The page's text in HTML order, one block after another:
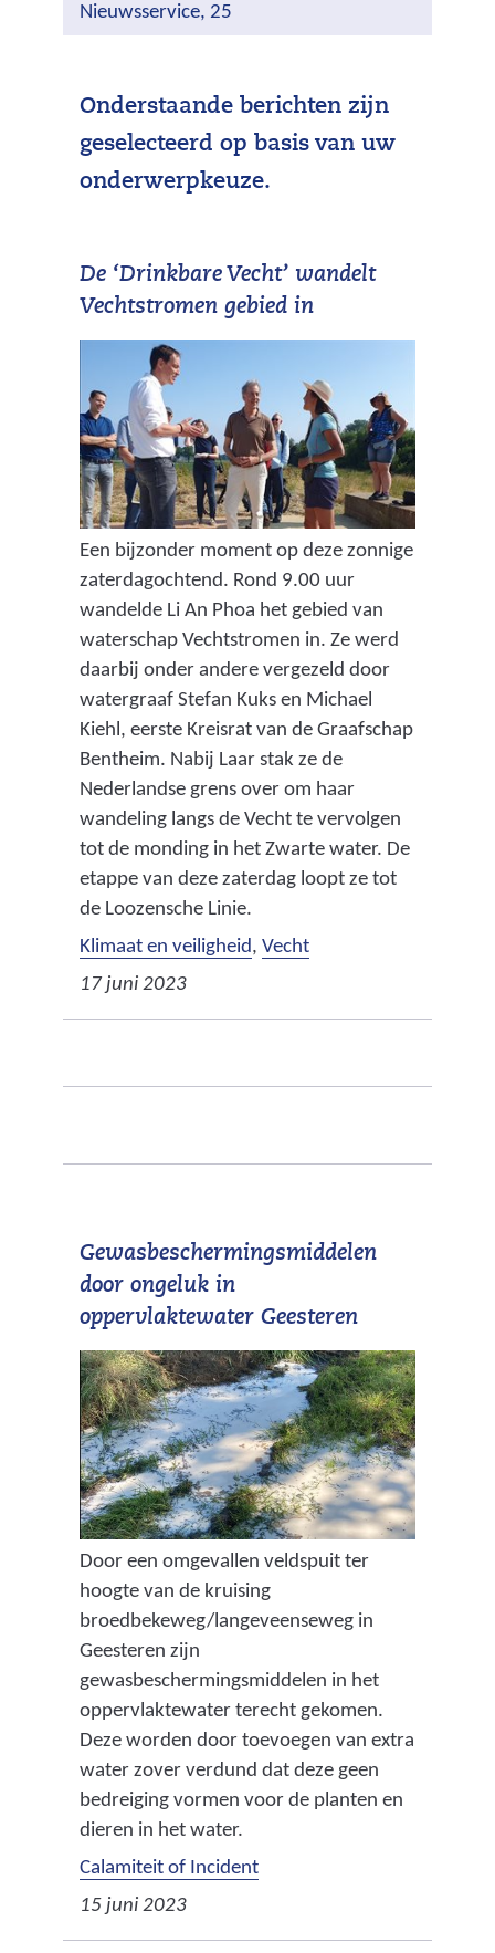
Nieuwsservice, 25
Onderstaande berichten zijn
geselecteerd op basis van uw
onderwerpkeuze.
De ‘Drinkbare Vecht’ wandelt
Vechtstromen gebied in
Een bijzonder moment op deze zonnige
zaterdagochtend. Rond 9.00 uur
wandelde Li An Phoa het gebied van
waterschap Vechtstromen in. Ze werd
daarbij onder andere vergezeld door
watergraaf Stefan Kuks en Michael
Kiehl, eerste Kreisrat van de Graafschap
Bentheim. Nabij Laar stak ze de
Nederlandse grens over om haar
wandeling langs de Vecht te vervolgen
tot de monding in het Zwarte water. De
etappe van deze zaterdag loopt ze tot
de Loozensche Linie.
Klimaat en veiligheid, Vecht
17 juni 2023
Gewasbeschermingsmiddelen
door ongeluk in
oppervlaktewater Geesteren
Door een omgevallen veldspuit ter
hoogte van de kruising
broedbekeweg/langeveenseweg in
Geesteren zijn
gewasbeschermingsmiddelen in het
oppervlaktewater terecht gekomen.
Deze worden door toevoegen van extra
water zover verdund dat deze geen
bedreiging vormen voor de planten en
dieren in het water.
Calamiteit of Incident
15 juni 2023